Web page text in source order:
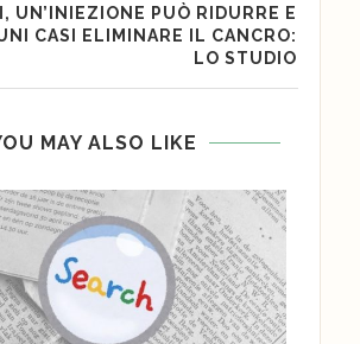
UN’INIEZIONE PUÒ RIDURRE E
CASI ELIMINARE IL CANCRO:
LO STUDIO
MAY ALSO LIKE